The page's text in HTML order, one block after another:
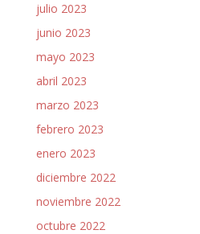
julio 2023
junio 2023
mayo 2023
abril 2023
marzo 2023
febrero 2023
enero 2023
diciembre 2022
noviembre 2022
octubre 2022